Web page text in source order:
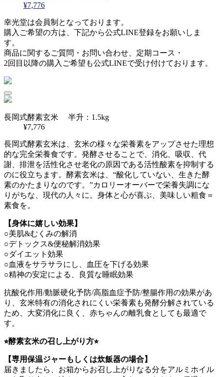
¥7,776
幸光堂は会員制となっております。
購入ご希望の方は、下記から公式LINE登録をお願いしま
す。
商品に関するご質問・お問い合わせ、定期コース・
2回目以降の購入ご希望も公式LINEで受け付けております。
長岡式酵素玄米 半升：1.5kg
¥7,776
長岡式酵素玄米は、玄米の様々な栄養素をアップさせた理想
的な完全栄養食です。発酵させることで、消化、吸収、代
謝、排泄を活性化させ老化の原因である活性酸素を抑制する
のに役立ちます。酵素玄米は、“酸化していない、生きた酵
素のかたまりなのです。”カロリーオーバーで栄養失調にな
りがちな、現代の人々に。身体と心が喜ぶ、美味しい粗食＝
素食を。
【身体に嬉しい効果】
○美肌&むくみの解消
○デトックス&便秘解消効果
○ダイエット効果
○血液をサラサラにし、血圧を下げる効果
○精神の安定による、良質な睡眠効果
抗酸化作用/動脈硬化予防/高脂血症予防/整腸作用の効果があ
り、玄米特有の消化されにくい栄養素も発酵分解されている
ため、大変消化に良く、赤ちゃんの離乳食としても最適で
す。
⭐︎酵素玄米の召し上がり方⭐︎
【専用保温ジャーもしくは炊飯器の場合】
届きましたら、お箱からお召し上がりなる分をアルミホイル